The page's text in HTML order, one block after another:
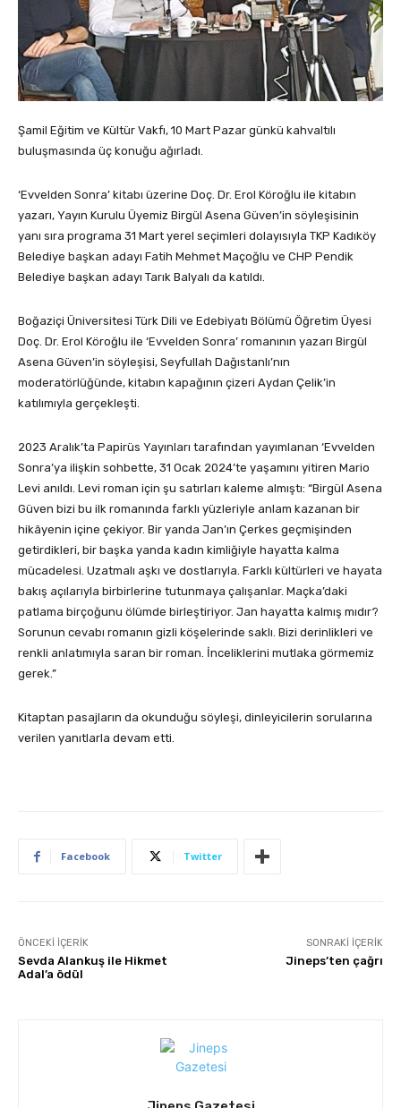
Şamil Eğitim ve Kültür Vakfı, 10 Mart Pazar günkü kahvaltılı
buluşmasında üç konuğu ağırladı.
‘Evvelden Sonra’ kitabı üzerine Doç. Dr. Erol Köroğlu ile kitabın
yazarı, Yayın Kurulu Üyemiz Birgül Asena Güven’in söyleşisinin
yanı sıra programa 31 Mart yerel seçimleri dolayısıyla TKP Kadıköy
Belediye başkan adayı Fatih Mehmet Maçoğlu ve CHP Pendik
Belediye başkan adayı Tarık Balyalı da katıldı.
Boğaziçi Üniversitesi Türk Dili ve Edebiyatı Bölümü Öğretim Üyesi
Doç. Dr. Erol Köroğlu ile ‘Evvelden Sonra’ romanının yazarı Birgül
Asena Güven’in söyleşisi, Seyfullah Dağıstanlı’nın
moderatörlüğünde, kitabın kapağının çizeri Aydan Çelik’in
katılımıyla gerçekleşti.
2023 Aralık’ta Papirüs Yayınları tarafından yayımlanan ‘Evvelden
Sonra’ya ilişkin sohbette, 31 Ocak 2024’te yaşamını yitiren Mario
Levi anıldı. Levi roman için şu satırları kaleme almıştı: “Birgül Asena
Güven bizi bu ilk romanında farklı yüzleriyle anlam kazanan bir
hikâyenin içine çekiyor. Bir yanda Jan’ın Çerkes geçmişinden
getirdikleri, bir başka yanda kadın kimliğiyle hayatta kalma
mücadelesi. Uzatmalı aşkı ve dostlarıyla. Farklı kültürleri ve hayata
bakış açılarıyla birbirlerine tutunmaya çalışanlar. Maçka’daki
patlama birçoğunu ölümde birleştiriyor. Jan hayatta kalmış mıdır?
Sorunun cevabı romanın gizli köşelerinde saklı. Bizi derinlikleri ve
renkli anlatımıyla saran bir roman. İnceliklerini mutlaka görmemiz
gerek.”
Kitaptan pasajların da okunduğu söyleşi, dinleyicilerin sorularına
verilen yanıtlarla devam etti.
Facebook Twitter
ÖNCEKI İÇERIK
Sevda Alankuş ile Hikmet
Adal’a ödül
SONRAKI İÇERIK
Jineps’ten çağrı